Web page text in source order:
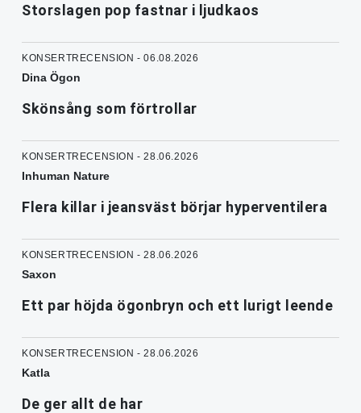
Storslagen pop fastnar i ljudkaos
KONSERTRECENSION - 06.08.2026
Dina Ögon
Skönsång som förtrollar
KONSERTRECENSION - 28.06.2026
Inhuman Nature
Flera killar i jeansväst börjar hyperventilera
KONSERTRECENSION - 28.06.2026
Saxon
Ett par höjda ögonbryn och ett lurigt leende
KONSERTRECENSION - 28.06.2026
Katla
De ger allt de har